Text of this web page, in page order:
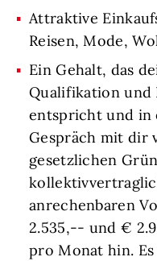
Attraktive
Reisen, Mode,
Ein Gehalt, das
Qualifikation und
entspricht und in
Gespräch mit dir
gesetzlichen
anrechenbaren
2.535,-- und €
pro Monat hin.